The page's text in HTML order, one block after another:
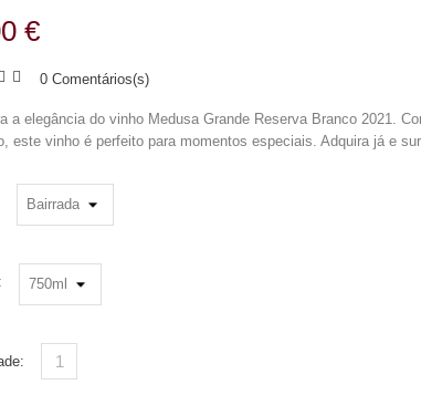
€
0 Comentários(s)
a elegância do vinho Medusa Grande Reserva Branco 2021.
este vinho é perfeito para momentos especiais. Adquira já e